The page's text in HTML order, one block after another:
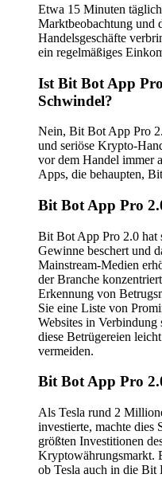
Etwa 15 Minuten
Marktbeobachtung und
Handelsgeschäfte
ein regelmäßiges
Ist Bit Bot App
Schwindel?
Nein, Bit Bot App Pro
und seriöse Krypto-
vor dem Handel immer
Apps, die behaupten,
Bit Bot App Pro
Bit Bot App Pro 2.0 hat
Gewinne beschert und
Mainstream-Medien
der Branche
Erkennung von
Sie eine Liste von
Websites in Verbindung
diese Betrügereien
vermeiden.
Bit Bot App Pro
Als Tesla rund 2
investierte, machte dies
größten Investitionen
Kryptowährungsmarkt.
ob Tesla auch in die Bit